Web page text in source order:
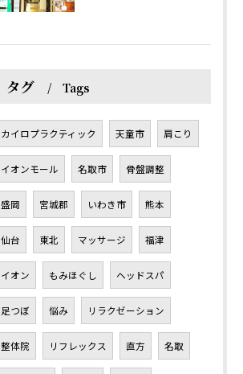
タグ Tags
カイロプラクティック 天童市 肩こり
イオンモール 名取市 骨盤調整
盛岡 宮城郡 いわき市 熊本
仙台 東北 マッサージ 福津
イオン もみほぐし ヘッドスパ
足つぼ 悩み リラクゼーション
整体院 リフレックス 直方 名取